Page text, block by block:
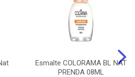
Esmalte COLORAMA BL NAT
PRENDA 08ML